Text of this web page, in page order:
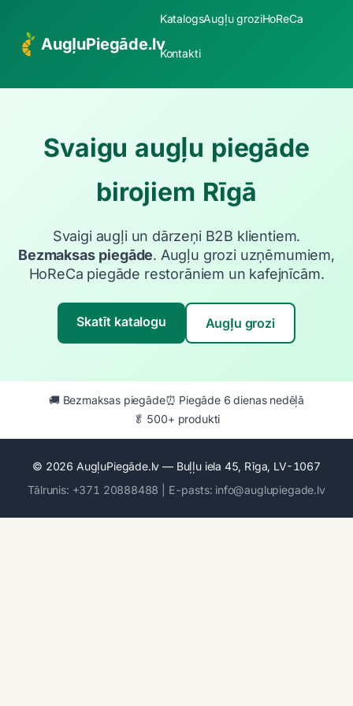
AugļuPiegāde.lv
KatalogsAugļu groziHoReCa
Kontakti
Svaigu augļu piegāde
birojiem Rīgā
Svaigi augļi un dārzeņi B2B klientiem.
Bezmaksas piegāde. Augļu grozi uzņēmumiem,
HoReCa piegāde restorāniem un kafejnīcām.
Skatīt katalogu Augļu grozi
🚚 Bezmaksas piegāde⏰ Piegāde 6 dienas nedēļā
🥬 500+ produkti
© 2026 AugļuPiegāde.lv — Buļļu iela 45, Rīga, LV-1067
Tālrunis: +371 20888488 | E-pasts: info@auglupiegade.lv